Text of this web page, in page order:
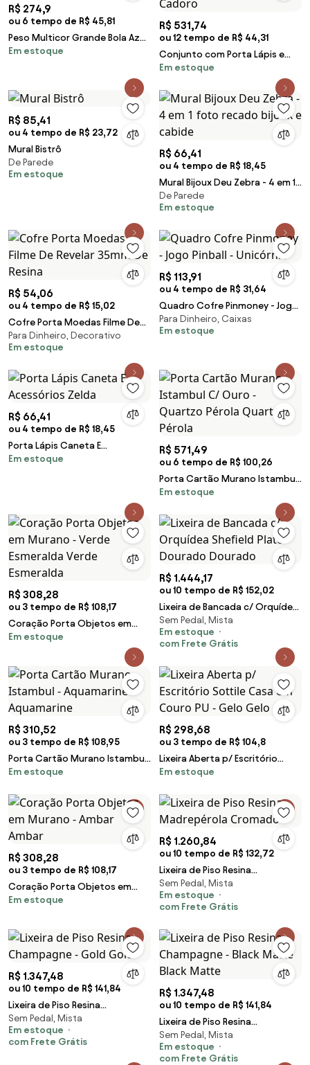
R$ 274,9
ou 6 tempo de R$ 45,81
Peso Multicor Grande Bola Azul
e Água-marinha Murano
Em estoque
R$ 531,74
ou 12 tempo de R$ 44,31
Conjunto com Porta Lápis e
Porta Clips Vermelho Murano
Em estoque
R$ 85,41
ou 4 tempo de R$ 23,72
Mural Bistrô
De Parede
Em estoque
R$ 66,41
ou 4 tempo de R$ 18,45
Mural Bijoux Deu Zebra - 4 em 1
foto recado bijoux e cabide
De Parede
Em estoque
R$ 54,06
ou 4 tempo de R$ 15,02
Cofre Porta Moedas Filme De
Revelar 35mm De Resina
Para Dinheiro, Decorativo
Em estoque
R$ 113,91
ou 4 tempo de R$ 31,64
Quadro Cofre Pinmoney - Jogo
Pinball - Unicórnio
Para Dinheiro, Caixas
Em estoque
R$ 66,41
ou 4 tempo de R$ 18,45
Porta Lápis Caneta E
Acessórios Zelda
Em estoque
R$ 571,49
ou 6 tempo de R$ 100,26
Porta Cartão Murano Istambul
C/ Ouro - Quartzo Pérola
Em estoque
R$ 308,28
ou 3 tempo de R$ 108,17
Coração Porta Objetos em
Murano - Verde Esmeralda
Em estoque
R$ 1.444,17
ou 10 tempo de R$ 152,02
Lixeira de Bancada c/ Orquídea
Shefield Plate - Dourado
Dourado
Sem Pedal, Mista
Em estoque
com Frete Grátis
R$ 310,52
ou 3 tempo de R$ 108,95
Porta Cartão Murano Istambul
Em estoque
R$ 298,68
ou 3 tempo de R$ 104,8
Lixeira Aberta p/ Escritório
Sottile Casa em Couro PU -
Em estoque
R$ 308,28
ou 3 tempo de R$ 108,17
Coração Porta Objetos em
Em estoque
R$ 1.260,84
ou 10 tempo de R$ 132,72
Lixeira de Piso Resina
Madrepérola Cromado
Sem Pedal, Mista
Em estoque
com Frete Grátis
R$ 1.347,48
ou 10 tempo de R$ 141,84
Lixeira de Piso Resina
Sem Pedal, Mista
Em estoque
com Frete Grátis
R$ 1.347,48
ou 10 tempo de R$ 141,84
Lixeira de Piso Resina
Champagne - Black Matte
Black Matte
Sem Pedal, Mista
Em estoque
com Frete Grátis